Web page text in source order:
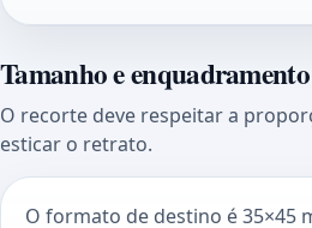
Tamanho e enquadramento
O recorte deve respeitar a
esticar o retrato.
O formato de destino é 35×45